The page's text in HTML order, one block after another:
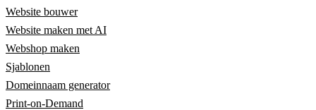
Website bouwer
Website maken met AI
Webshop maken
Sjablonen
Domeinnaam generator
Print-on-Demand